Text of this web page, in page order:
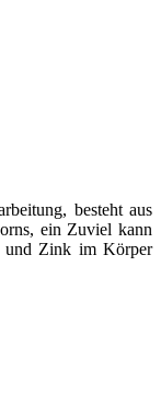
besteht aus
ein Zuviel kann
und Zink im Körper